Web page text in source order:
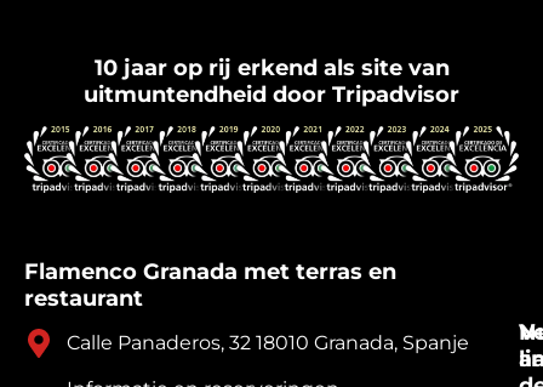
10 jaar op rij erkend als site van
uitmuntendheid door Tripadvisor
Flamenco Granada met terras en
restaurant
Calle Panaderos, 32 18010 Granada, Spanje